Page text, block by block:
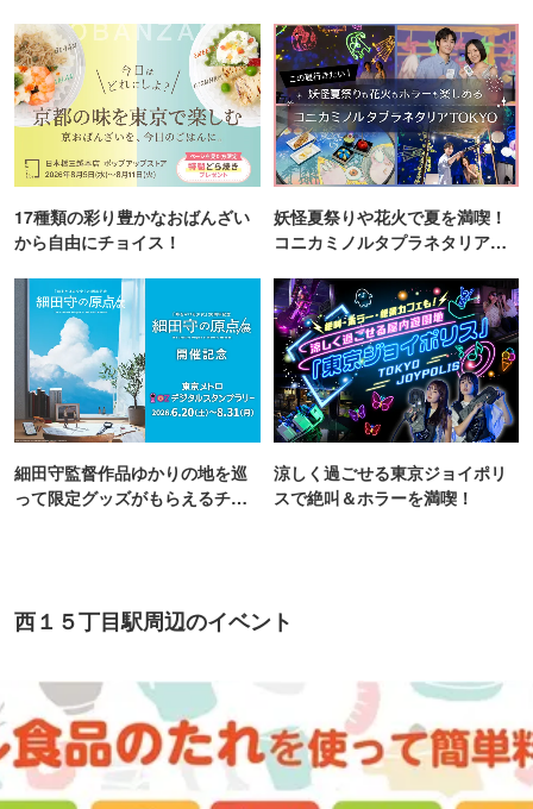
17種類の彩り豊かなおばんざい
から自由にチョイス！
妖怪夏祭りや花火で夏を満喫！
コニカミノルタプラネタリア
細田守監督作品ゆかりの地を巡
って限定グッズがもらえるチャ
涼しく過ごせる東京ジョイポリ
スで絶叫＆ホラーを満喫！
西１５丁目駅周辺のイベント